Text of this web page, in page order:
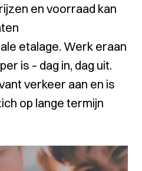
en voorraad kan
etalage. Werk eraan
is – dag in, dag uit.
verkeer aan en is
op lange termijn